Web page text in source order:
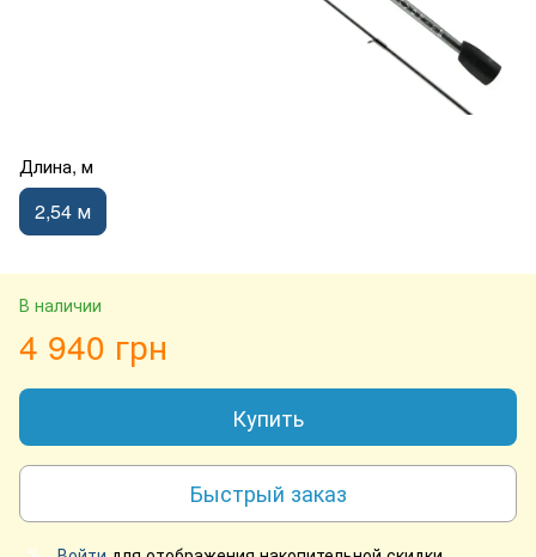
Длина, м
2,54 м
В наличии
4 940 грн
Купить
Быстрый заказ